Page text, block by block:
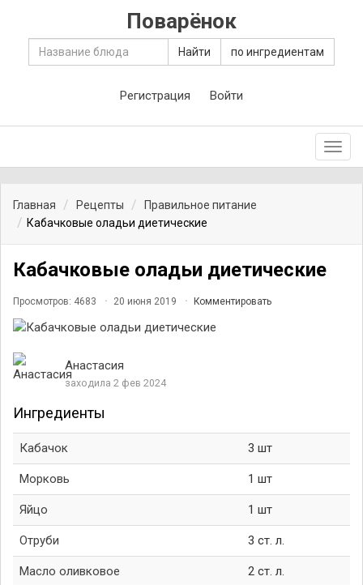
Поварёнок
Найти по ингредиентам
Регистрация Войти
Главная Рецепты
Правильное питание
Кабачковые оладьи диетические
Кабачковые оладьи диетические
Просмотров: 4683 20 июня 2019 Комментировать
Анастасия
заходила 2 фев 2024
Ингредиенты
Кабачок 3 шт
Морковь 1 шт
Яйцо 1 шт
Отруби 3 ст. л.
Масло оливковое 2 ст. л.